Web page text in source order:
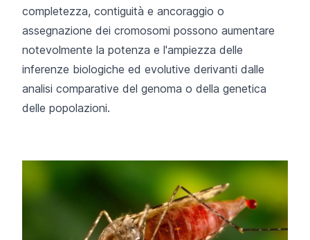
completezza, contiguità e ancoraggio o
assegnazione dei cromosomi possono aumentare
notevolmente la potenza e l'ampiezza delle
inferenze biologiche ed evolutive derivanti dalle
analisi comparative del genoma o della genetica
delle popolazioni.